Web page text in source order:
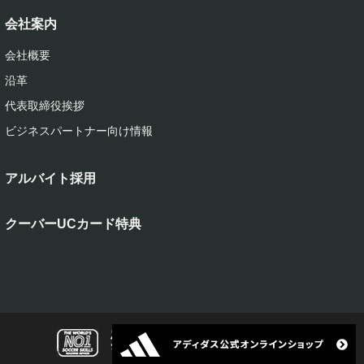
会社案内
会社概要
沿革
代表取締役挨拶
ビジネスパートナー向け情報
アルバイト採用
クーバーUCカード特典